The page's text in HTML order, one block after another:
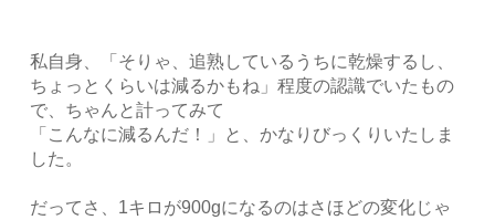
私自身、「そりゃ、追熟しているうちに乾燥するし、
ちょっとくらいは減るかもね」程度の認識でいたもの
で、ちゃんと計ってみて
「こんなに減るんだ！」と、かなりびっくりいたしま
した。
だってさ、1キロが900gになるのはさほどの変化じゃ